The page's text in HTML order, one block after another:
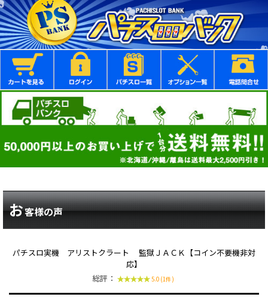
お客様の声
パチスロ実機 アリストクラート 監獄ＪＡＣＫ【コイン不要機非対
応】
総評：
5.0 (1件)